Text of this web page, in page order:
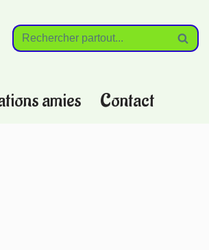
amies Contact